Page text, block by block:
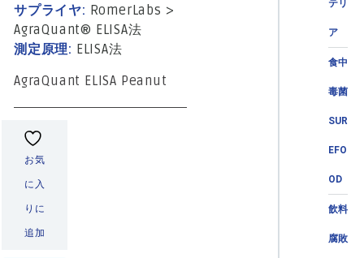
テリ
ア
食中
毒菌
SUR
EFO
OD
飲料
腐敗
サプライヤ: RomerLabs >
AgraQuant® ELISA法
測定原理: ELISA法
AgraQuant ELISA Peanut
お気
に入
りに
追加